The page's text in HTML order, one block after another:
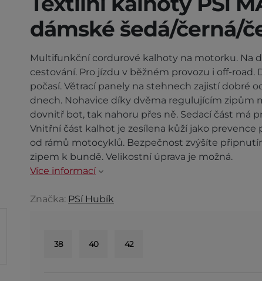
dámské šedá/černá/
Multifunkční cordurové kalhoty na motorku. Na
cestování. Pro jízdu v běžném provozu i off-road.
počasí. Větrací panely na stehnech zajistí dobré
dnech. Nohavice díky dvěma regulujícím zipům
dovnitř bot, tak nahoru přes ně. Sedací část má
Vnitřní část kalhot je zesílena kůží jako prevence
od rámů motocyklů. Bezpečnost zvýšíte
zipem k bundě. Velikostní úprava je možná.
Více informací
Značka: PSí Hubík
38 40 42